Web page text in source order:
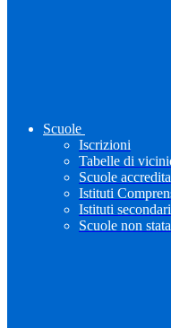
Scuole
Iscrizioni
Tabelle di
Scuole
Istituti
Istituti
Scuole non